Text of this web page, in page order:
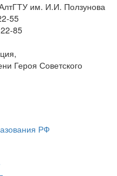
АлтГТУ им. И.И. Ползунова
55
85
Героя Советского
РФ